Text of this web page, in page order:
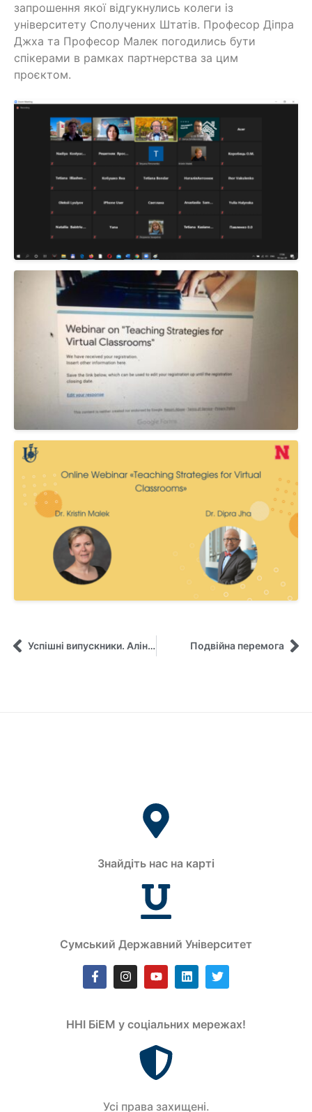
запрошення якої відгукнулись колеги із
університету Сполучених Штатів. Професор Діпра
Джха та Професор Малек погодились бути
спікерами в рамках партнерства за цим
проєктом.
Успішні випускники. Аліна Познанська Подвійна перемога
Знайдіть нас на карті
Сумський Державний Університет
ННІ БіЕМ у соціальних мережах!
Усi права захищенi.